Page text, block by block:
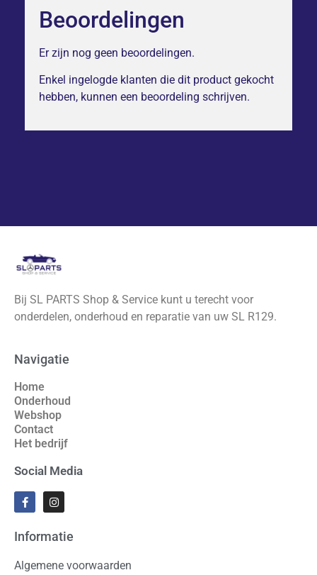
Beoordelingen
Er zijn nog geen beoordelingen.
Enkel ingelogde klanten die dit product gekocht
hebben, kunnen een beoordeling schrijven.
Bij SL PARTS Shop & Service kunt u terecht voor
onderdelen, onderhoud en reparatie van uw SL R129.
Navigatie
Home
Onderhoud
Webshop
Contact
Het bedrijf
Social Media
Informatie
Algemene voorwaarden